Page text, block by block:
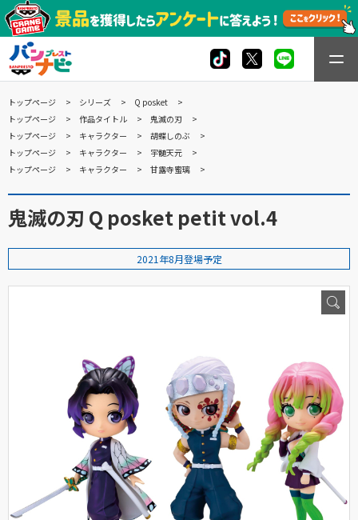
トップページ シリーズ
Q posket
トップページ
作品タイトル
鬼滅の刃
トップページ
キャラクター
胡蝶しのぶ
トップページ
キャラクター
宇髄天元
トップページ
キャラクター 甘露寺蜜璃
鬼滅の刃 Q posket petit vol.4
2021年8月登場予定